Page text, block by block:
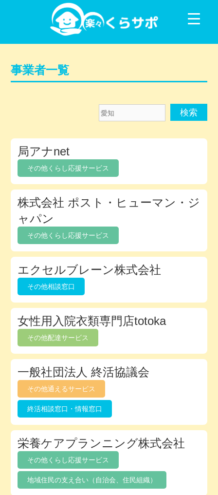
コンテンツに移動
事業者一覧
愛
知
メ
バ
ー
デ
ィ
レ
ク
ト
リ
局アナnet
その他くらし応援サービス
株式会社 ポスト・ヒューマン・ジ
ャパン
その他くらし応援サービス
エクセルブレーン株式会社
その他相談窓口
女性用入院衣類専門店totoka
その他配達サービス
一般社団法人 終活協議会
その他通えるサービス
終活相談窓口・情報窓口
栄養ケアプランニング株式会社
その他くらし応援サービス
地域住民の支え合い（自治会、住民組織）